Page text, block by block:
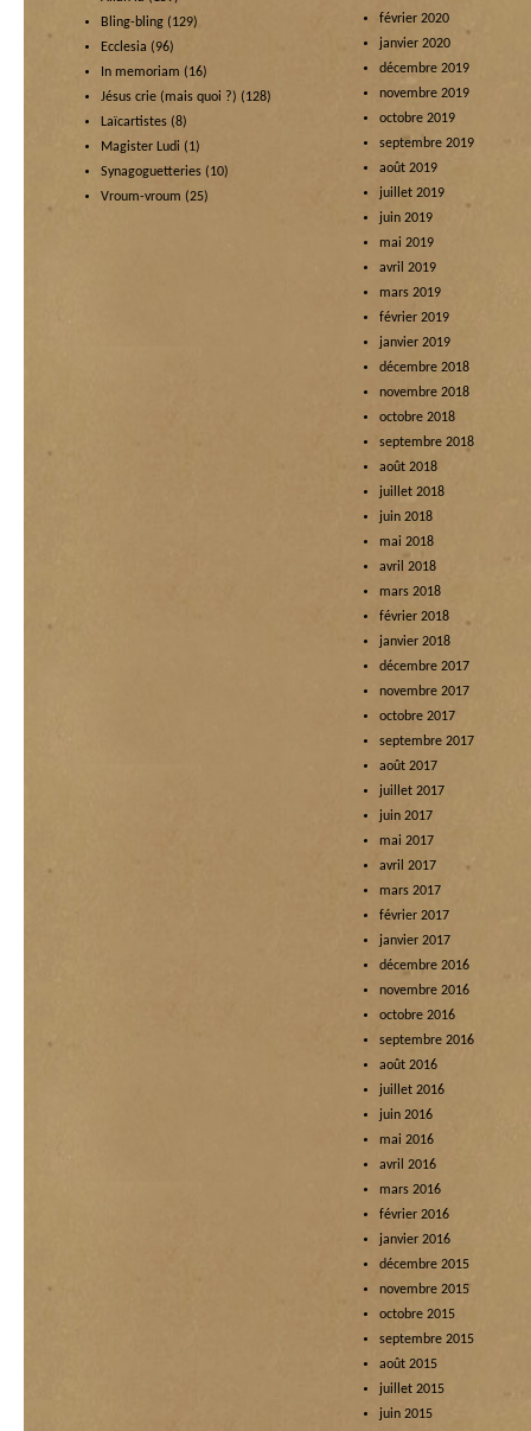
Bling-bling (129)
Ecclesia (96)
In memoriam (16)
Jésus crie (mais quoi ?) (128)
Laïcartistes (8)
Magister Ludi (1)
Synagoguetteries (10)
Vroum-vroum (25)
février 2020
janvier 2020
décembre 2019
novembre 2019
octobre 2019
septembre 2019
août 2019
juillet 2019
juin 2019
mai 2019
avril 2019
mars 2019
février 2019
janvier 2019
décembre 2018
novembre 2018
octobre 2018
septembre 2018
août 2018
juillet 2018
juin 2018
mai 2018
avril 2018
mars 2018
février 2018
janvier 2018
décembre 2017
novembre 2017
octobre 2017
septembre 2017
août 2017
juillet 2017
juin 2017
mai 2017
avril 2017
mars 2017
février 2017
janvier 2017
décembre 2016
novembre 2016
octobre 2016
septembre 2016
août 2016
juillet 2016
juin 2016
mai 2016
avril 2016
mars 2016
février 2016
janvier 2016
décembre 2015
novembre 2015
octobre 2015
septembre 2015
août 2015
juillet 2015
juin 2015